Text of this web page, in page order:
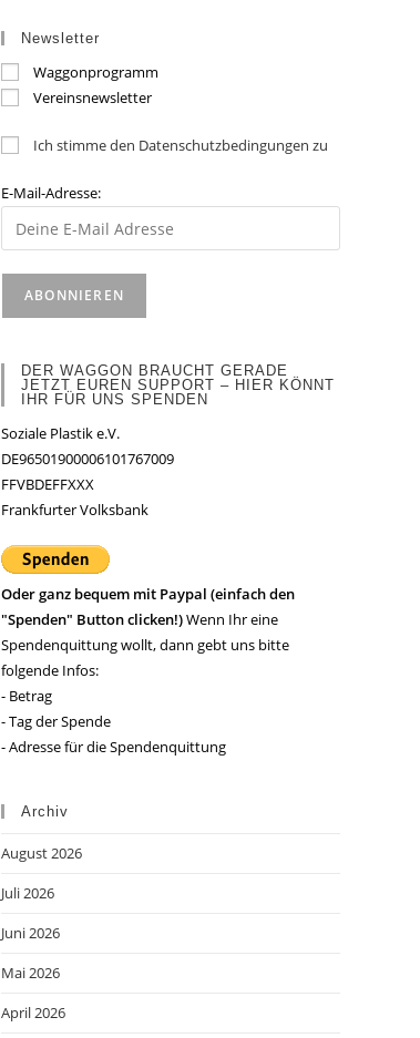
Newsletter
Waggonprogramm
Vereinsnewsletter
Ich stimme den Datenschutzbedingungen zu
E-Mail-Adresse:
DER WAGGON BRAUCHT GERADE
JETZT EUREN SUPPORT – HIER KÖNNT
IHR FÜR UNS SPENDEN
Soziale Plastik e.V.
DE96501900006101767009
FFVBDEFFXXX
Frankfurter Volksbank
Oder ganz bequem mit Paypal (einfach den
"Spenden" Button clicken!)Wenn Ihr eine
Spendenquittung wollt, dann gebt uns bitte
folgende Infos:
- Betrag
- Tag der Spende
- Adresse für die Spendenquittung
Archiv
August 2026
Juli 2026
Juni 2026
Mai 2026
April 2026